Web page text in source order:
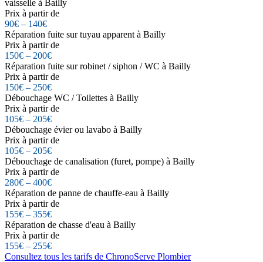
vaisselle à Bailly
Prix à partir de
90€ – 140€
Réparation fuite sur tuyau apparent à Bailly
Prix à partir de
150€ – 200€
Réparation fuite sur robinet / siphon / WC à Bailly
Prix à partir de
150€ – 250€
Débouchage WC / Toilettes à Bailly
Prix à partir de
105€ – 205€
Débouchage évier ou lavabo à Bailly
Prix à partir de
105€ – 205€
Débouchage de canalisation (furet, pompe) à Bailly
Prix à partir de
280€ – 400€
Réparation de panne de chauffe-eau à Bailly
Prix à partir de
155€ – 355€
Réparation de chasse d'eau à Bailly
Prix à partir de
155€ – 255€
Consultez tous les tarifs de ChronoServe Plombier